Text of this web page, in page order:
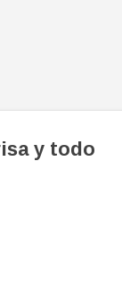
y todo